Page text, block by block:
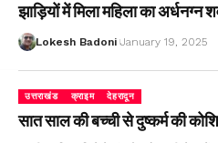
झाड़ियों में मिला महिला का अर्धनग्न
Lokesh Badoni January 19, 2025
उत्तराखंड क्राइम देहरादून
सात साल की बच्ची से दुष्कर्म की